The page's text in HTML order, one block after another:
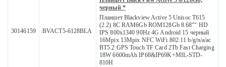
30146159 BVACT5-6128BLA
черный *
Планшет Blackview Active 5 Unisoc T615
(2.2) 8C RAM6Gb ROM128Gb 8.68"" HD
IPS 800x1340 90Hz 4G Android 15 черный
16Mpix 13Mpix NFC WiFi 802.11 b/g/n/a/ac
BT5.2 GPS Touch TF Card 2Tb Fast Charging
18W 6600mAh IP68&IP69K+MIL-STD-
810H